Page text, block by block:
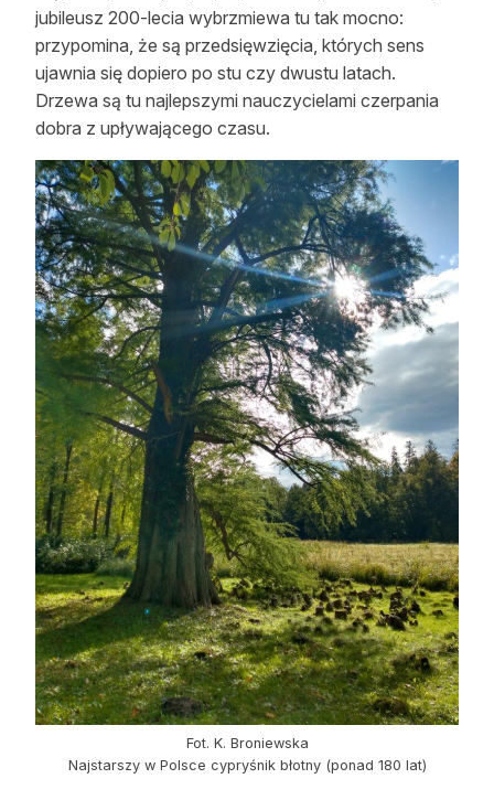
jubileusz 200-lecia wybrzmiewa tu tak mocno:
przypomina, że są przedsięwzięcia, których sens
ujawnia się dopiero po stu czy dwustu latach.
Drzewa są tu najlepszymi nauczycielami czerpania
dobra z upływającego czasu.
Fot. K. Broniewska
Najstarszy w Polsce cypryśnik błotny (ponad 180 lat)